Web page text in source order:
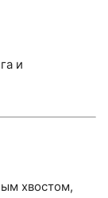
и
хвостом,